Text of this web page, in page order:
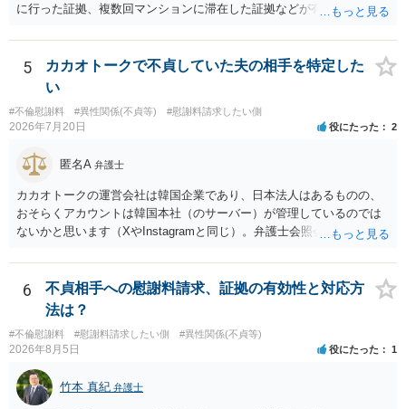
に行った証拠、複数回マンションに滞在した証拠などが有効です。 不
婚する、慰謝料をとるなど）ことができると思われます。 ただし、不
貞発覚後、長期間同居を続けると、不貞を許したとの評価につながる
場合がありますので、ご注意ください。 以上、ご参考まで。
5
カカオトークで不貞していた夫の相手を特定した
い
#不倫慰謝料 #異性関係(不貞等) #慰謝料請求したい側
2026年7月20日 役にたった 2
匿名A 弁護士
カカオトークの運営会社は韓国企業であり、日本法人はあるものの、
おそらくアカウントは韓国本社（のサーバー）が管理しているのでは
ないかと思います（XやInstagramと同じ）。弁護士会照会は日本法に
対する照会は基本的にできないと解されています（弁護士会によって
は例外的に認める扱いもありますが、かなり限定されているので一般
的ではないでしょう）。もし韓国本社がアカウント管理をしているな
ら、日本法人へ送っても「ウチでは管理していない」という回答にな
ります。 個人で直接他人のID情報の開示を求めても拒否されるでしょ
う。
6
不貞相手への慰謝料請求、証拠の有効性と対応方
法は？
#不倫慰謝料 #慰謝料請求したい側 #異性関係(不貞等)
2026年8月5日 役にたった 1
竹本 真紀 弁護士